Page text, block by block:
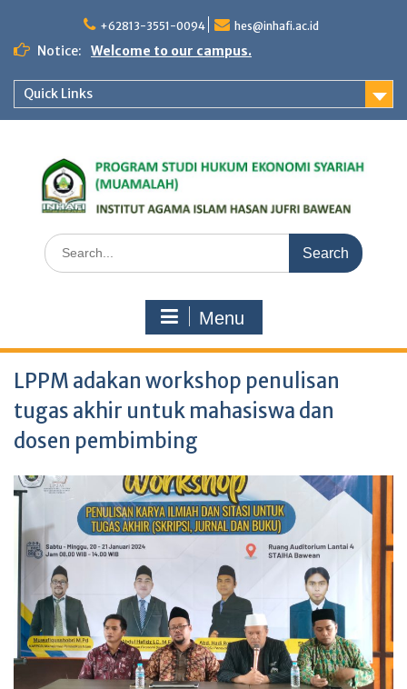
content
+62813-3551-0094 hes@inhafi.ac.id
Notice: Welcome to our campus.
Quick Links
Search
for:
Menu
LPPM adakan workshop penulisan
tugas akhir untuk mahasiswa dan
dosen pembimbing